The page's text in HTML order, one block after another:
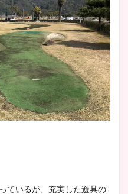
ているが、充実した遊具の